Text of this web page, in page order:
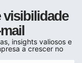
visibilidade
insights valiosos e
a crescer no